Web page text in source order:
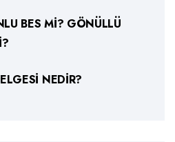
BES MI? GÖNÜLLÜ
NEDIR?